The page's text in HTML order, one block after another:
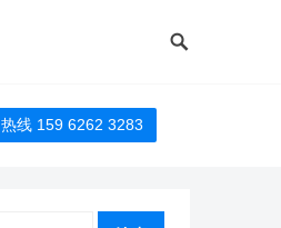
热线 159 6262 3283